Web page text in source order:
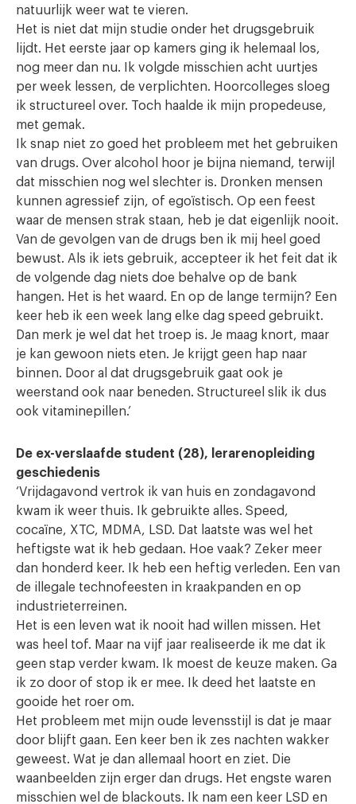
natuurlijk weer wat te vieren.
Het is niet dat mijn studie onder het drugsgebruik
lijdt. Het eerste jaar op kamers ging ik helemaal los,
nog meer dan nu. Ik volgde misschien acht uurtjes
per week lessen, de verplichten. Hoorcolleges sloeg
ik structureel over. Toch haalde ik mijn propedeuse,
met gemak.
Ik snap niet zo goed het probleem met het gebruiken
van drugs. Over alcohol hoor je bijna niemand, terwijl
dat misschien nog wel slechter is. Dronken mensen
kunnen agressief zijn, of egoïstisch. Op een feest
waar de mensen strak staan, heb je dat eigenlijk nooit.
Van de gevolgen van de drugs ben ik mij heel goed
bewust. Als ik iets gebruik, accepteer ik het feit dat ik
de volgende dag niets doe behalve op de bank
hangen. Het is het waard. En op de lange termijn? Een
keer heb ik een week lang elke dag speed gebruikt.
Dan merk je wel dat het troep is. Je maag knort, maar
je kan gewoon niets eten. Je krijgt geen hap naar
binnen. Door al dat drugsgebruik gaat ook je
weerstand ook naar beneden. Structureel slik ik dus
ook vitaminepillen.’
De ex-verslaafde student (28), lerarenopleiding
geschiedenis
‘Vrijdagavond vertrok ik van huis en zondagavond
kwam ik weer thuis. Ik gebruikte alles. Speed,
cocaïne, XTC, MDMA, LSD. Dat laatste was wel het
heftigste wat ik heb gedaan. Hoe vaak? Zeker meer
dan honderd keer. Ik heb een heftig verleden. Een van
de illegale technofeesten in kraakpanden en op
industrieterreinen.
Het is een leven wat ik nooit had willen missen. Het
was heel tof. Maar na vijf jaar realiseerde ik me dat ik
geen stap verder kwam. Ik moest de keuze maken. Ga
ik zo door of stop ik er mee. Ik deed het laatste en
gooide het roer om.
Het probleem met mijn oude levensstijl is dat je maar
door blijft gaan. Een keer ben ik zes nachten wakker
geweest. Wat je dan allemaal hoort en ziet. Die
waanbeelden zijn erger dan drugs. Het engste waren
misschien wel de blackouts. Ik nam een keer LSD en